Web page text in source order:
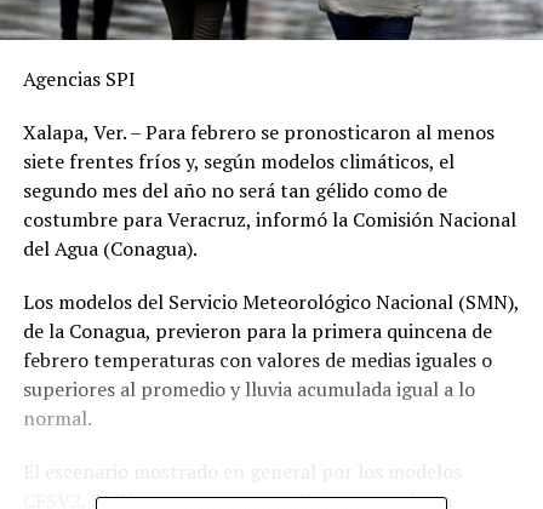
Agencias SPI
Xalapa, Ver. – Para febrero se pronosticaron al menos
siete frentes fríos y, según modelos climáticos, el
segundo mes del año no será tan gélido como de
costumbre para Veracruz, informó la Comisión Nacional
del Agua (Conagua).
Los modelos del Servicio Meteorológico Nacional (SMN),
de la Conagua, previeron para la primera quincena de
febrero temperaturas con valores de medias iguales o
superiores al promedio y lluvia acumulada igual a lo
normal.
El escenario mostrado en general por los modelos
CFSV2, SMN y europeo es para Veracruz es de un